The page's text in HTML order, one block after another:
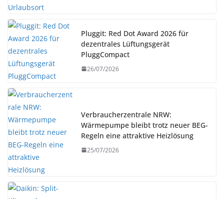
Pluggit: Red Dot Award 2026 für
dezentrales Lüftungsgerät
PluggCompact
26/07/2026
Verbraucherzentrale NRW:
Wärmepumpe bleibt trotz neuer BEG-
Regeln eine attraktive Heizlösung
25/07/2026